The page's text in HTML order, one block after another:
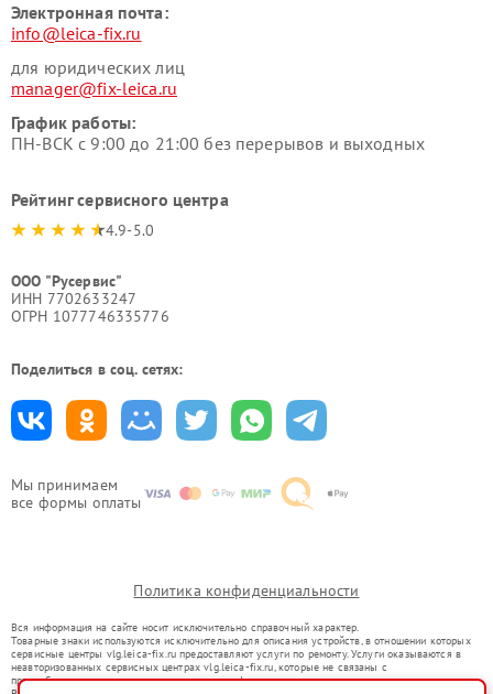
Мы принимаем
все формы оплаты
Электронная почта:
info@leica-fix.ru
для юридических лиц
manager@fix-leica.ru
График работы:
ПН-ВСК с 9:00 до 21:00 без перерывов и выходных
Рейтинг сервисного центра
4.9-5.0
ООО "Русервис"
ИНН 7702633247
ОГРН 1077746335776
Поделиться в соц. сетях:
Политика конфиденциальности
Вся информация на сайте носит исключительно справочный характер.
Товарные знаки используются исключительно для описания устройств, в отношении которых
сервисные центры vlg.leica-fix.ru предоставляют услуги по ремонту. Услуги оказываются в
неавторизованных сервисных центрах vlg.leica-fix.ru, которые не связаны с
правообладателями товарных знаков или их официальными представителями.